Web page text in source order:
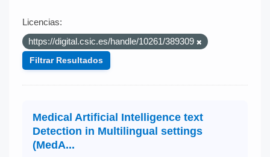
Licencias:
https://digital.csic.es/handle/10261/389309
Filtrar Resultados
Medical Artificial Intelligence text
Detection in Multilingual settings
(MedA...